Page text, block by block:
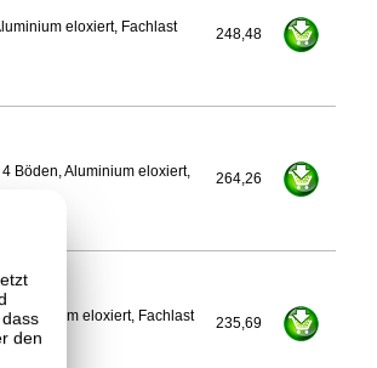
eloxiert, Fachlast
248,48
Böden, Aluminium eloxiert,
264,26
Aluminium eloxiert, Fachlast
235,69
den